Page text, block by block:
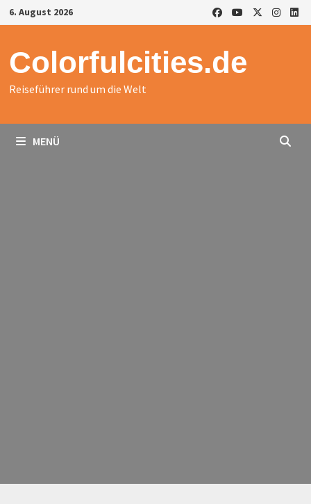
Zurück
zum
6. August 2026
Colorfulcities.de
Reiseführer rund um die Welt
MENÜ